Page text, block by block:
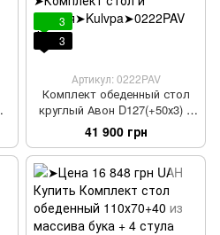
3
3
Артикул: 0222PAV
Комплект обеденный стол
круглый Авон D127(+50х3) +
стулья Нарид 4 шт с твердой
спинкой
41 900 грн